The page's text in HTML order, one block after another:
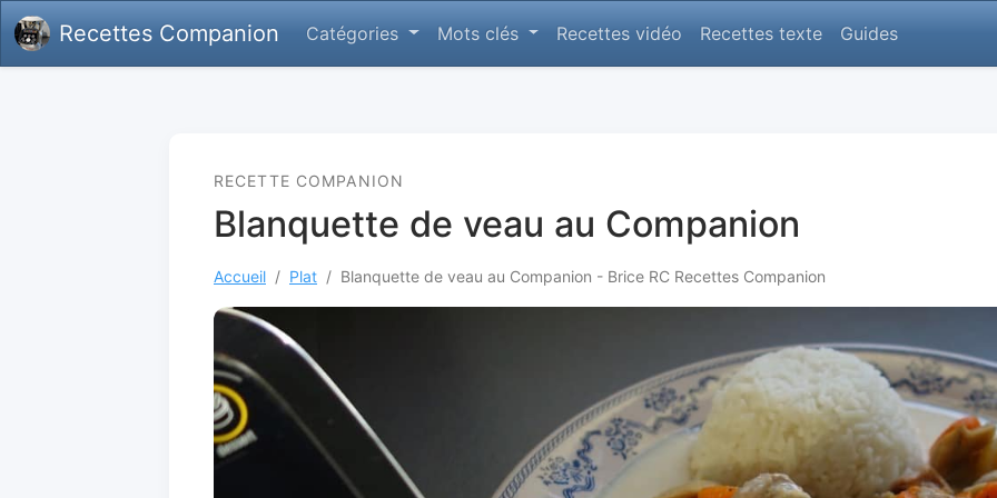
Recettes Companion Catégories Mots clés Recettes vidéo Recettes texte Guides
RECETTE COMPANION
Blanquette de veau au Companion
Accueil Plat Blanquette de veau au Companion - Brice RC Recettes Companion